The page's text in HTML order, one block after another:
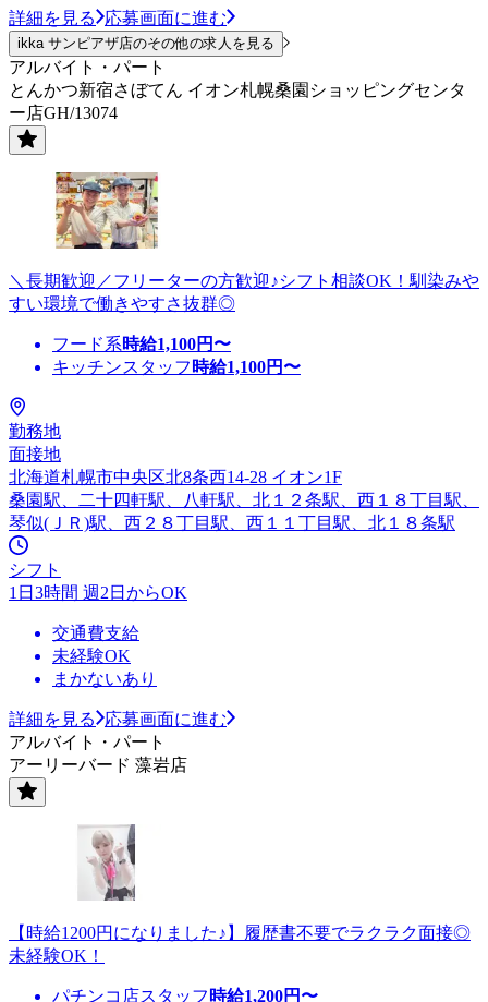
詳細を見る 応募画面に進む
ikka サンピアザ店のその他の求人を見る
アルバイト・パート
とんかつ新宿さぼてん イオン札幌桑園ショッピングセンタ
ー店GH/13074
＼長期歓迎／フリーターの方歓迎♪シフト相談OK！馴染みや
すい環境で働きやすさ抜群◎
フード系時給1,100円〜
キッチンスタッフ 時給1,100円〜
勤務地
面接地
北海道札幌市中央区北8条西14-28 イオン1F
桑園駅、二十四軒駅、八軒駅、北１２条駅、西１８丁目駅、
琴似(ＪＲ)駅、西２８丁目駅、西１１丁目駅、北１８条駅
シフト
1日3時間 週2日からOK
交通費支給
未経験OK
まかないあり
詳細を見る
応募画面に進む
アルバイト・パート
アーリーバード 藻岩店
【時給1200円になりました♪】履歴書不要でラクラク面接◎
未経験OK！
パチンコ店スタッフ 時給1,200円〜